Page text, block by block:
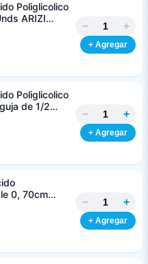
Poliglicolico
ARIZI
26mm
− +
+ Agregar
Poliglicolico
de 1/2
− +
+ Agregar
0, 70cm
Aguja de 1/2
− +
+ Agregar
PDF